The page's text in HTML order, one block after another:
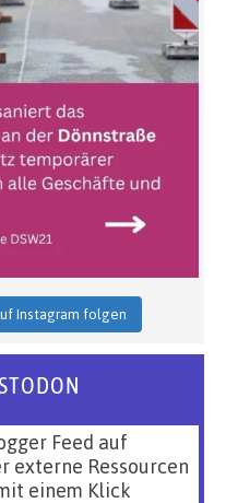
Instagram folgen
Feed auf
externe Ressourcen
einem Klick